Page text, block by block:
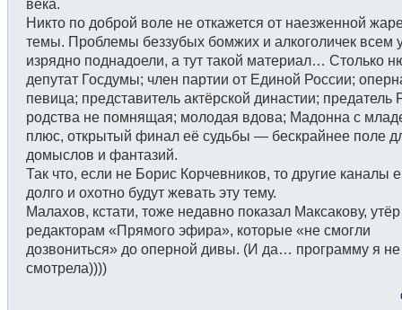
века.
Никто по доброй воле не откажется от наезженной
темы. Проблемы беззубых бомжих и алкоголичек всем
изрядно поднадоели, а тут такой материал… Столько
депутат Госдумы; член партии от Единой России;
певица; представитель актёрской династии; предатель
родства не помнящая; молодая вдова; Мадонна с
плюс, открытый финал её судьбы — бескрайнее поле
домыслов и фантазий.
Так что, если не Борис Корчевников, то другие каналы
долго и охотно будут жевать эту тему.
Малахов, кстати, тоже недавно показал Максакову,
редакторам «Прямого эфира», которые «не смогли
дозвониться» до оперной дивы. (И да… программу я не
смотрела))))